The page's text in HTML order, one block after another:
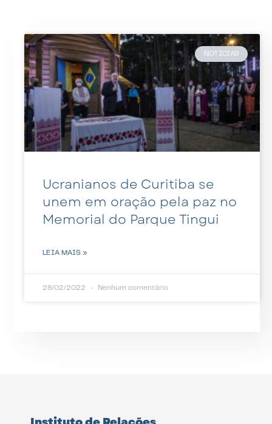
NOTÍCIAS
Ucranianos de Curitiba se
unem em oração pela paz no
Memorial do Parque Tingui
LEIA MAIS »
28/02/2022 Nenhum comentário